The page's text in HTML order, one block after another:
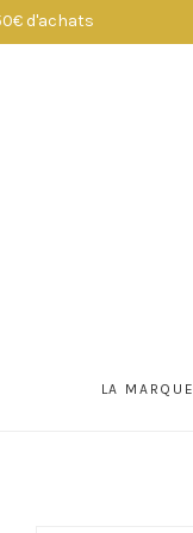
d'achats
LA MARQUE